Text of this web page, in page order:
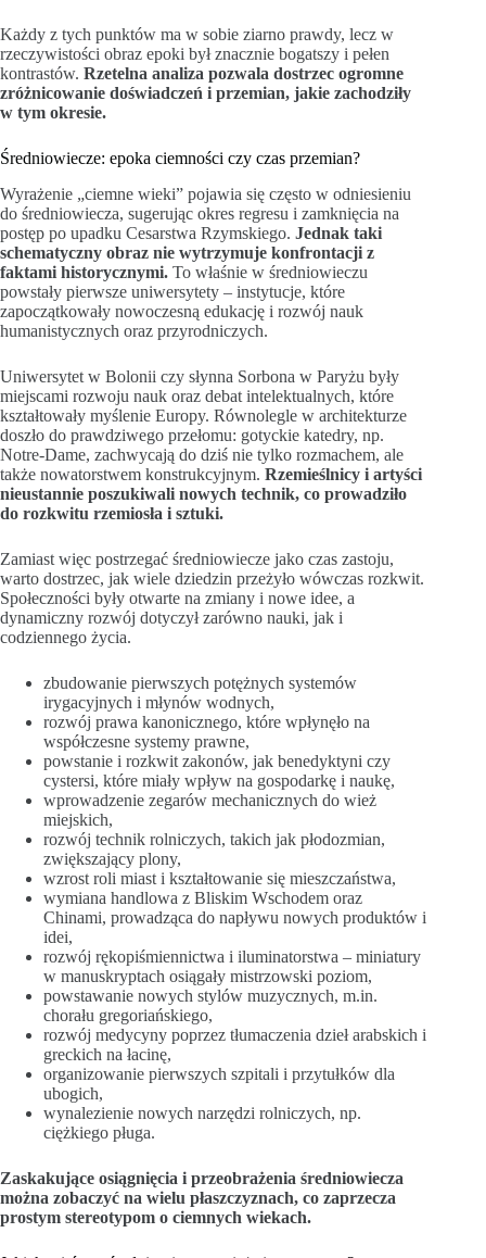
Każdy z tych punktów ma w sobie ziarno prawdy, lecz w
rzeczywistości obraz epoki był znacznie bogatszy i pełen
kontrastów. Rzetelna analiza pozwala dostrzec ogromne
zróżnicowanie doświadczeń i przemian, jakie zachodziły
w tym okresie.
Średniowiecze: epoka ciemności czy czas przemian?
Wyrażenie „ciemne wieki” pojawia się często w odniesieniu
do średniowiecza, sugerując okres regresu i zamknięcia na
postęp po upadku Cesarstwa Rzymskiego. Jednak taki
schematyczny obraz nie wytrzymuje konfrontacji z
faktami historycznymi. To właśnie w średniowieczu
powstały pierwsze uniwersytety – instytucje, które
zapoczątkowały nowoczesną edukację i rozwój nauk
humanistycznych oraz przyrodniczych.
Uniwersytet w Bolonii czy słynna Sorbona w Paryżu były
miejscami rozwoju nauk oraz debat intelektualnych, które
kształtowały myślenie Europy. Równolegle w architekturze
doszło do prawdziwego przełomu: gotyckie katedry, np.
Notre-Dame, zachwycają do dziś nie tylko rozmachem, ale
także nowatorstwem konstrukcyjnym. Rzemieślnicy i artyści
nieustannie poszukiwali nowych technik, co prowadziło
do rozkwitu rzemiosła i sztuki.
Zamiast więc postrzegać średniowiecze jako czas zastoju,
warto dostrzec, jak wiele dziedzin przeżyło wówczas rozkwit.
Społeczności były otwarte na zmiany i nowe idee, a
dynamiczny rozwój dotyczył zarówno nauki, jak i
codziennego życia.
zbudowanie pierwszych potężnych systemów
irygacyjnych i młynów wodnych,
rozwój prawa kanonicznego, które wpłynęło na
współczesne systemy prawne,
powstanie i rozkwit zakonów, jak benedyktyni czy
cystersi, które miały wpływ na gospodarkę i naukę,
wprowadzenie zegarów mechanicznych do wież
miejskich,
rozwój technik rolniczych, takich jak płodozmian,
zwiększający plony,
wzrost roli miast i kształtowanie się mieszczaństwa,
wymiana handlowa z Bliskim Wschodem oraz
Chinami, prowadząca do napływu nowych produktów i
idei,
rozwój rękopiśmiennictwa i iluminatorstwa – miniatury
w manuskryptach osiągały mistrzowski poziom,
powstawanie nowych stylów muzycznych, m.in.
chorału gregoriańskiego,
rozwój medycyny poprzez tłumaczenia dzieł arabskich i
greckich na łacinę,
organizowanie pierwszych szpitali i przytułków dla
ubogich,
wynalezienie nowych narzędzi rolniczych, np.
ciężkiego pługa.
Zaskakujące osiągnięcia i przeobrażenia średniowiecza
można zobaczyć na wielu płaszczyznach, co zaprzecza
prostym stereotypom o ciemnych wiekach.